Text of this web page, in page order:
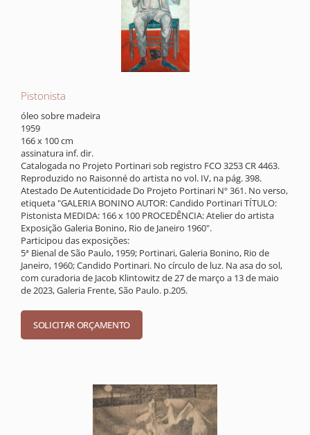
Pistonista
óleo sobre madeira
1959
166 x 100 cm
assinatura inf. dir.
Catalogada no Projeto Portinari sob registro FCO 3253 CR 4463.
Reproduzido no Raisonné do artista no vol. IV, na pág. 398.
Atestado De Autenticidade Do Projeto Portinari Nº 361. No verso,
etiqueta "GALERIA BONINO AUTOR: Candido Portinari TÍTULO:
Pistonista MEDIDA: 166 x 100 PROCEDÊNCIA: Atelier do artista
Exposição Galeria Bonino, Rio de Janeiro 1960".
Participou das exposições:
5ª Bienal de São Paulo, 1959; Portinari, Galeria Bonino, Rio de
Janeiro, 1960; Candido Portinari. No círculo de luz. Na asa do sol,
com curadoria de Jacob Klintowitz de 27 de março a 13 de maio
de 2023, Galeria Frente, São Paulo. p.205.